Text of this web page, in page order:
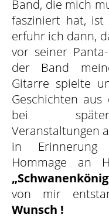
Band, die mich
fasziniert hat, ist
erfuhr ich dann,
vor seiner
der Band
Gitarre spielte
Geschichten
bei
Veranstaltungen
in
Hommage an
von mir
Wunsch !